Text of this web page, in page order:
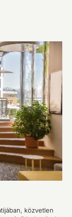
közvetlen